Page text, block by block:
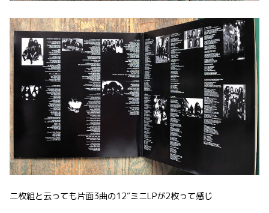
二枚組と云っても片面3曲の12″ミニLPが2枚って感じ